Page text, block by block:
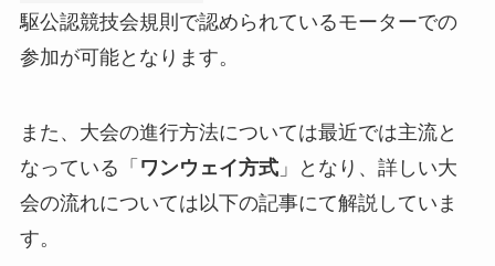
駆公認競技会規則で認められているモーターでの
参加が可能となります。
また、大会の進行方法については最近では主流と
なっている「 ワンウェイ方式」となり、詳しい大
会の流れについては以下の記事にて解説していま
す。